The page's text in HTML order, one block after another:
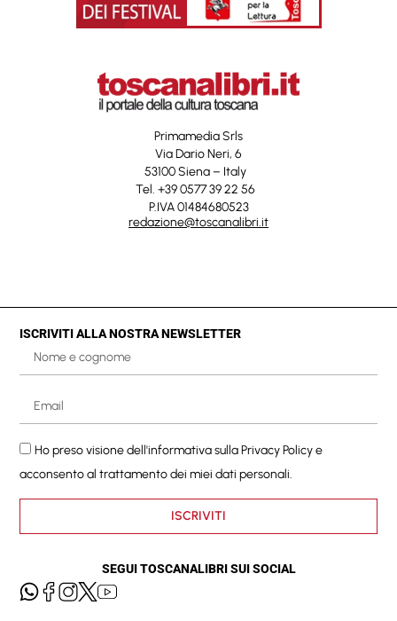
Primamedia Srls
Via Dario Neri, 6
53100 Siena – Italy
Tel. +39 0577 39 22 56
P.IVA 01484680523
redazione@toscanalibri.it
ISCRIVITI ALLA NOSTRA NEWSLETTER
Ho preso visione dell'informativa sullaPrivacy Policye
acconsento al trattamento dei miei dati personali.
ISCRIVITI
SEGUI TOSCANALIBRI SUI SOCIAL